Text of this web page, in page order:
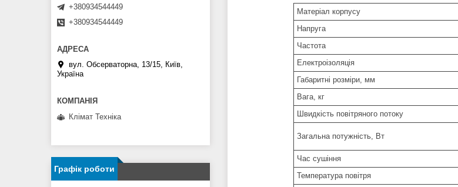
Матеріал корпусу
Напруга
Частота
Електроізоляція
Габаритні розміри, мм
Вага, кг
Швидкість повітряного потоку
Загальна потужність, Вт
Час сушіння
Температура повітря
+380934544449
+380934544449
вул. Обсерваторна, 13/15, Київ,
Україна
Клімат Техніка
Графік роботи